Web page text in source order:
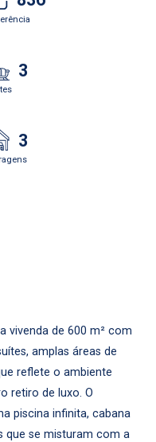
3
3
vivenda de 600 m² com
amplas áreas de
reflete o ambiente
retiro de luxo. O
piscina infinita, cabana
que se misturam com a